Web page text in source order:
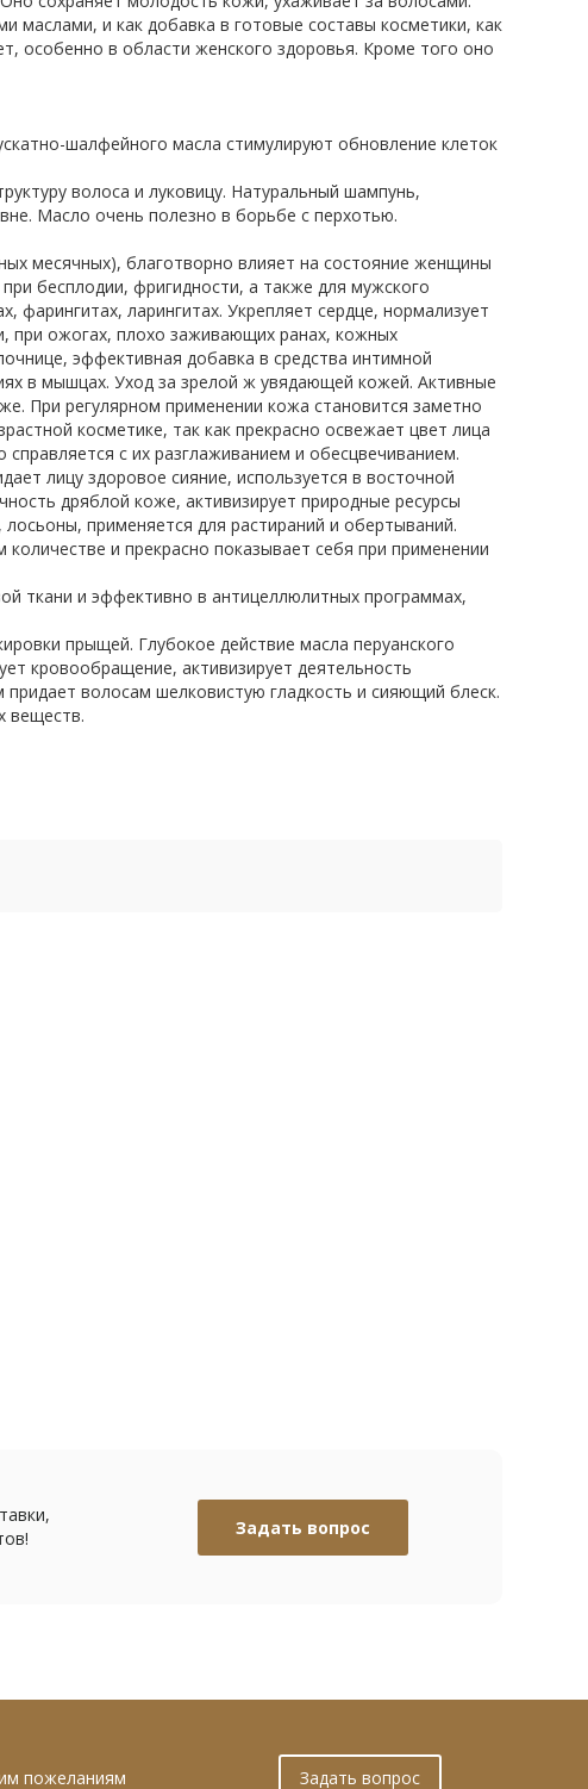
маслами, и как добавка в готовые составы косметики, как
особенно в области женского здоровья. Кроме того оно
шалфейного масла стимулируют обновление клеток
волоса и луковицу. Натуральный шампунь,
Масло очень полезно в борьбе с перхотью.
месячных), благотворно влияет на состояние женщины
бесплодии, фригидности, а также для мужского
ларингитах. Укрепляет сердце, нормализует
при ожогах, плохо заживающих ранах, кожных
эффективная добавка в средства интимной
в мышцах. Уход за зрелой ж увядающей кожей. Активные
При регулярном применении кожа становится заметно
косметике, так как прекрасно освежает цвет лица
с их разглаживанием и обесцвечиванием.
лицу здоровое сияние, используется в восточной
дряблой коже, активизирует природные ресурсы
применяется для растираний и обертываний.
и прекрасно показывает себя при применении
ткани и эффективно в антицеллюлитных программах,
прыщей. Глубокое действие масла перуанского
кровообращение, активизирует деятельность
волосам шелковистую гладкость и сияющий блеск.
веществ.
Задать вопрос
пожеланиям Задать вопрос